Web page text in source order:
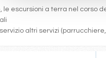
le escursioni a terra nel corso
altri servizi